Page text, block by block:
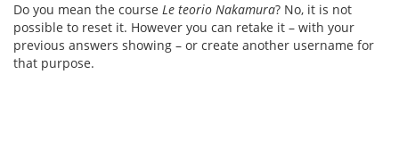
Do you mean the course Le teorio Nakamura? No, it is not
possible to reset it. However you can retake it – with your
previous answers showing – or create another username for
that purpose.